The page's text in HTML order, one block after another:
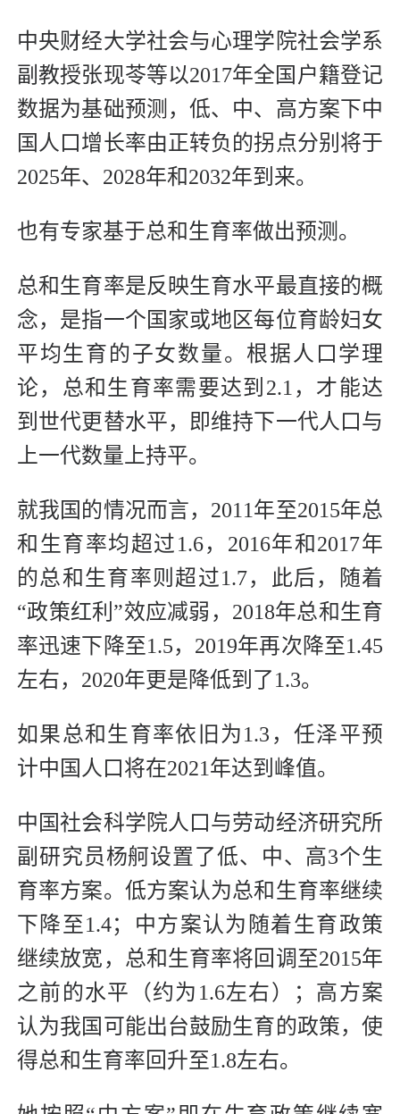
中央财经大学社会与心理学院社会学系
副教授张现苓等以2017年全国户籍登记
数据为基础预测，低、中、高方案下中
国人口增长率由正转负的拐点分别将于
2025年、2028年和2032年到来。
也有专家基于总和生育率做出预测。
总和生育率是反映生育水平最直接的概
念，是指一个国家或地区每位育龄妇女
平均生育的子女数量。根据人口学理
论，总和生育率需要达到2.1，才能达
到世代更替水平，即维持下一代人口与
上一代数量上持平。
就我国的情况而言，2011年至2015年总
和生育率均超过1.6，2016年和2017年
的总和生育率则超过1.7，此后，随着
“政策红利”效应减弱，2018年总和生育
率迅速下降至1.5，2019年再次降至1.45
左右，2020年更是降低到了1.3。
如果总和生育率依旧为1.3，任泽平预
计中国人口将在2021年达到峰值。
中国社会科学院人口与劳动经济研究所
副研究员杨舸设置了低、中、高3个生
育率方案。低方案认为总和生育率继续
下降至1.4；中方案认为随着生育政策
继续放宽，总和生育率将回调至2015年
之前的水平（约为1.6左右）；高方案
认为我国可能出台鼓励生育的政策，使
得总和生育率回升至1.8左右。